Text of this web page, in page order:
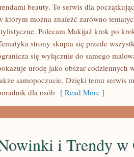
beauty. To serwis dla
którym można znaleźć zarówno
Polecam Makijaż krok po
strony skupia się przede
się wyłącznie do samego
urodę jako obszar codziennych
samopoczucie. Dzięki temu serwis
dla osób [ Read More ]
i Trendy w